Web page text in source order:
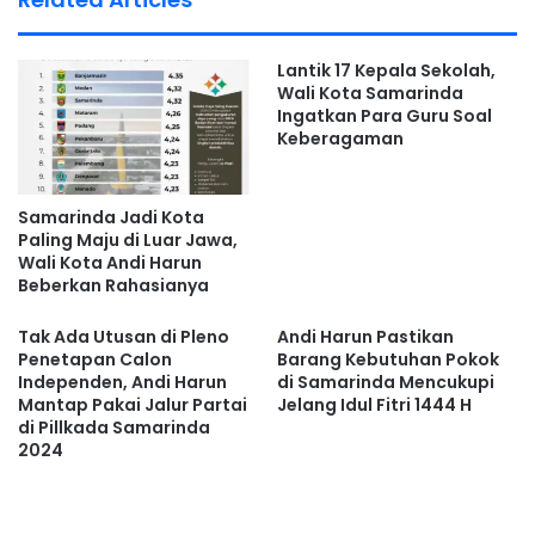
tidak menimbulkan persoalan di kemudian hari.
Selain itu, lokasi proyek yang berada di kawasan rawan
bencana menjadi perhatian serius.
Pemerintah meminta pengembang melakukan analisis
aliran air secara komprehensif guna mengantisipasi
potensi banjir, termasuk dampak tambahan terhadap
Sungai Talangsari.
memperhitungkan daya dukung lingkungan.
Ia tidak ingin proyek besar justru memperparah persoalan
banjir atau merusak keseimbangan ekologi kawasan
sekitar.
Samarinda Jadi Kota
Paling Maju di Luar Jawa,
Wali Kota Andi Harun
Beberkan Rahasianya
Lantik 17 Kepala Sekolah,
Wali Kota Samarinda
Ingatkan Para Guru Soal
Keberagaman
Tak Ada Utusan di Pleno
Penetapan Calon
Independen, Andi Harun
Mantap Pakai Jalur Partai
di Pillkada Samarinda
2024
Andi Harun Pastikan
Barang Kebutuhan Pokok
di Samarinda Mencukupi
Jelang Idul Fitri 1444 H